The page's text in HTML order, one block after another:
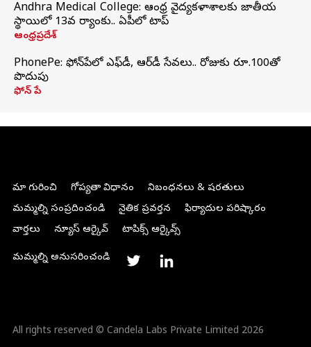
Andhra Medical College: ఆంధ్ర వైద్యకళాశాలకు జాతీయ
స్థాయిలో 13వ ర్యాంకు.. ఏపీలో టాప్
ఆంధ్రప్రదేశ్
PhonePe: ఫోన్‌పేలో ఎఫ్‌డీ, ఆర్‌డీ సేవలు.. రోజుకు రూ.100తో
పొదుపు
ఫోన్‌ పే
మా గురించి గోప్యతా విధానం
నిబంధనలు & షరతులు
మమ్మల్ని సంప్రదించండి
నైతిక ప్రవర్తన
ఫిర్యాదుల పరిష్కారం
వార్తలు
న్యూస్ ఆర్కైవ్ టాపిక్స్ ఆర్కైవ్స్
మమ్మల్ని అనుసరించండి
All rights reserved © Candela Labs Private Limited 2026